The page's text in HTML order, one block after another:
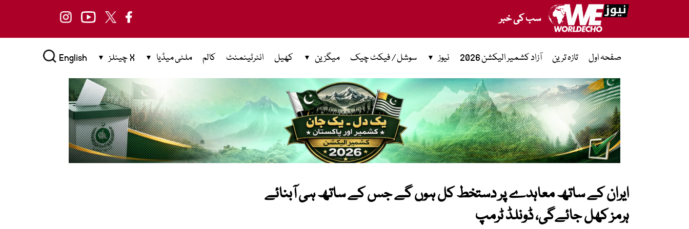
سب کی خبر
صفحہ اول تازہ ترین آزاد کشمیر الیکشن 2026 نیوز سوشل / فیکٹ چیک میگزین کھیل انٹرٹینمنٹ کالم ملٹی میڈیا X چینلز English
ایران کے ساتھ معاہدے پر دستخط کل ہوں گے جس کے ساتھ ہی آبنائے
ہرمز کھل جائےگی، ڈونلڈ ٹرمپ